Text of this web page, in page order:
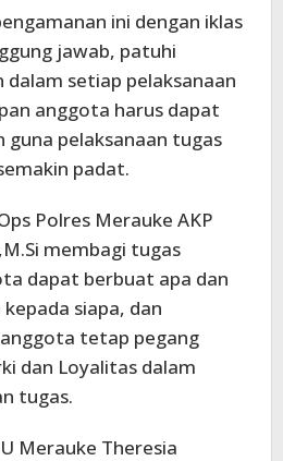
ini dengan iklas
jawab, patuhi
setiap pelaksanaan
anggota harus dapat
guna pelaksanaan tugas
padat.
Polres Merauke AKP
membagi tugas
dapat berbuat apa dan
siapa, dan
tetap pegang
dan Loyalitas dalam
tugas.
Merauke Theresia